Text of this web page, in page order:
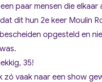
paar mensen die elkaar
dit hun 2e keer Moulin
opgesteld en
35!
zó vaak naar een show